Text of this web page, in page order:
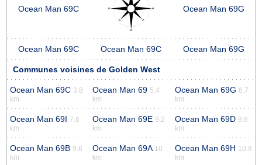
Ocean Man 69C Ocean Man 69G
Ocean Man 69C Ocean Man 69C Ocean Man 69G
Communes voisines de Golden West
Ocean Man 69C 3.8
km
Ocean Man 69 5.4
km
Ocean Man 69G 6.7
km
Ocean Man 69I 7.6
km
Ocean Man 69E 9.2
km
Ocean Man 69D 9.6
km
Ocean Man 69B 9.6
km
Ocean Man 69A 10
km
Ocean Man 69H 10.8
km